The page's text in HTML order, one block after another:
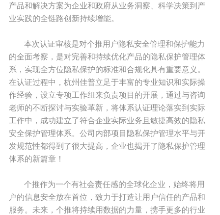
产品和解决方案为企业和政府从业务洞察、科学决策到产
业实践的全链路创新持续增能。
本次认证审核是对个推用户隐私安全管理和保护能力
的全面考察，是对完善和持续优化产品的隐私保护管理体
系，实现全方位隐私保护的标准和合规化具有重要意义。
在认证过程中，杭州佳普立足于丰富的专业知识和实际操
作经验，设立专项工作组来负责项目的开展，通过与咨询
老师的不断探讨与实验革新，将体系认证理论落实到实际
工作中，成功建立了符合企业实际业务且敏捷高效的隐私
安全保护管理体系。公司内部项目隐私保护管理水平与开
发规范性都得到了很大提高，企业也揭开了隐私保护管理
体系的新篇章！
个推作为一个有社会责任感的全球化企业，始终将用
户的信息安全放在首位，致力于打造让用户信任的产品和
服务。未来，个推将持续用数据的力量，携手更多的行业